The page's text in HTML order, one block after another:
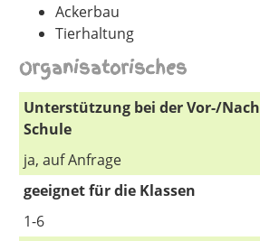
Ackerbau
Tierhaltung
Organisatorisches
Unterstützung bei der Vor-/
Schule
ja, auf Anfrage
geeignet für die Klassen
1-6